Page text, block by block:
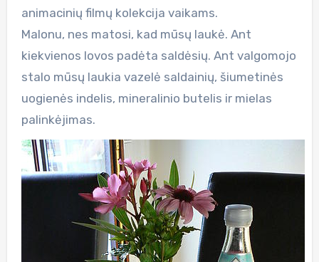
animacinių filmų kolekcija vaikams.
Malonu, nes matosi, kad mūsų laukė. Ant
kiekvienos lovos padėta saldėsių. Ant valgomojo
stalo mūsų laukia vazelė saldainių, šiumetinės
uogienės indelis, mineralinio butelis ir mielas
palinkėjimas.